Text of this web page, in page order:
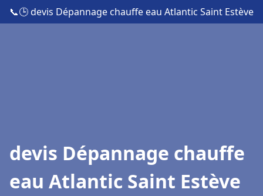
📞🕒 devis Dépannage chauffe eau Atlantic Saint Estève
devis Dépannage chauffe
eau Atlantic Saint Estève